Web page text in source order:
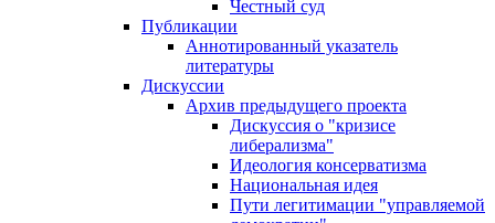
Честный суд
Публикации
Аннотированный указатель
литературы
Дискуссии
Архив предыдущего проекта
Дискуссия о "кризисе
либерализма"
Идеология консерватизма
Национальная идея
Пути легитимации "управляемой